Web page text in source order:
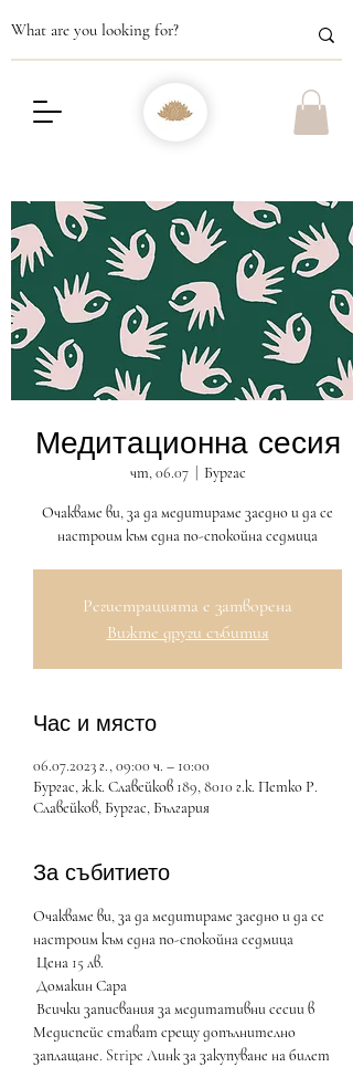
Медитационна сесия
чт, 06.07
  |
Бургас
Очакваме ви, за да медитираме заедно и да се
настроим към една по-спокойна седмица
Регистрацията е затворена
Вижте други събития
Час и място
06.07.2023 г., 09:00 ч. – 10:00
Бургас, ж.к. Славейков 189, 8010 г.к. Петко Р.
Славейков, Бургас, България
За събитието
Очакваме ви, за да медитираме заедно и да се
настроим към една по-спокойна седмица
Цена 15 лв.
Домакин Сара
Медиспейс стават срещу допълнително
заплащане. Stripe Линк за закупуване на билет